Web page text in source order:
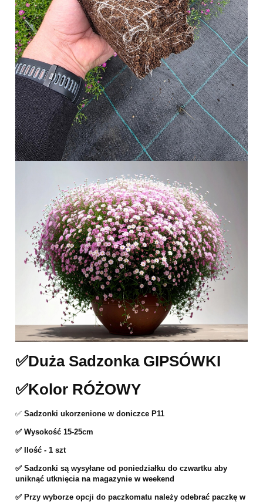
✅Duża Sadzonka GIPSÓWKI
✅Kolor RÓŻOWY
✅ Sadzonki ukorzenione w doniczce P11
✅ Wysokość 15-25cm
✅ Ilość - 1 szt
✅ Sadzonki są wysyłane od poniedziałku do czwartku aby
uniknąć utknięcia na magazynie w weekend
✅ Przy wyborze opcji do paczkomatu należy odebrać paczkę w